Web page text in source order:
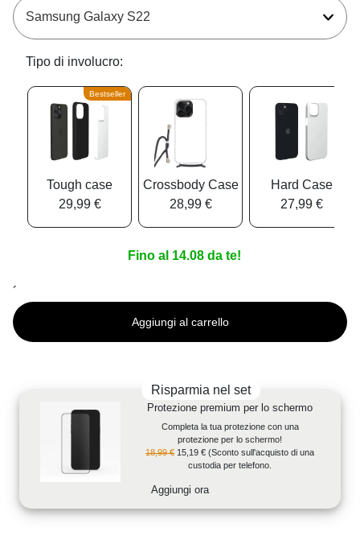
Tipo di involucro:
Bestseller
Tough case
29,99 €
Crossbody Case
28,99 €
Hard Case
27,99 €
Fino al 14.08 da te!
´
Aggiungi al carrello
Risparmia nel set
Protezione premium per lo schermo
Completa la tua protezione con una
protezione per lo schermo!
18,99 € 15,19 € (Sconto sull'acquisto di una
custodia per telefono.
Aggiungi ora